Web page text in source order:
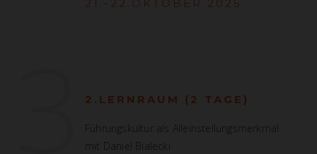
21.-22.OKTOBER 2025
2.LERNRAUM (2 TAGE)
Führungskultur als Alleinstellungsmerkmal
mit Daniel Bialecki